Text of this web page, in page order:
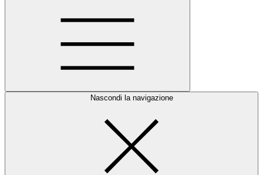
Nascondi la navigazione